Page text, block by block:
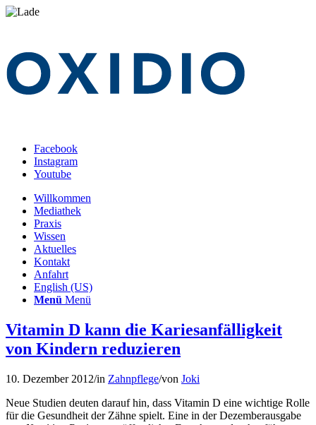
Facebook
Instagram
Youtube
Willkommen
Mediathek
Praxis
Wissen
Aktuelles
Kontakt
Anfahrt
English (US)
Menü Menü
Vitamin D kann die Kariesanfälligkeit
von Kindern reduzieren
10. Dezember 2012/in Zahnpflege/von Joki
Neue Studien deuten darauf hin, dass Vitamin D eine wichtige Rolle
für die Gesundheit der Zähne spielt. Eine in der Dezemberausgabe